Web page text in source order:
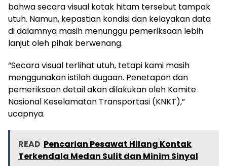
bahwa secara visual kotak hitam tersebut tampak
utuh. Namun, kepastian kondisi dan kelayakan data
di dalamnya masih menunggu pemeriksaan lebih
lanjut oleh pihak berwenang.
“Secara visual terlihat utuh, tetapi kami masih
menggunakan istilah dugaan. Penetapan dan
pemeriksaan detail akan dilakukan oleh Komite
Nasional Keselamatan Transportasi (KNKT),”
ucapnya.
READ Pencarian Pesawat Hilang Kontak
Terkendala Medan Sulit dan Minim Sinyal